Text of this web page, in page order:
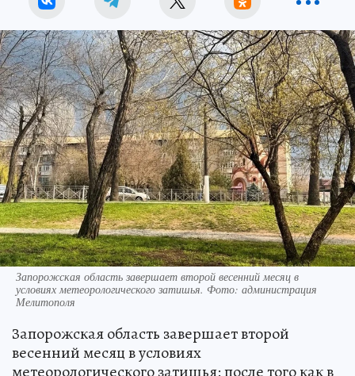
Запорожская область завершает второй весенний месяц в
условиях метеорологического затишья. Фото: администрация
Мелитополя
Запорожская область завершает второй
весенний месяц в условиях